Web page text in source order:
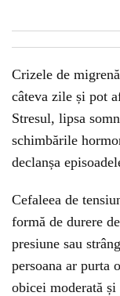
Crizele de
câteva zile și pot
Stresul, lipsa
schimbările
declanșa
Cefaleea de
formă de durere
presiune sau
persoana ar purta
obicei moderată și